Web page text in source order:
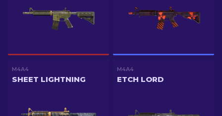
M4A4
SHEET LIGHTNING
M4A4
ETCH LORD